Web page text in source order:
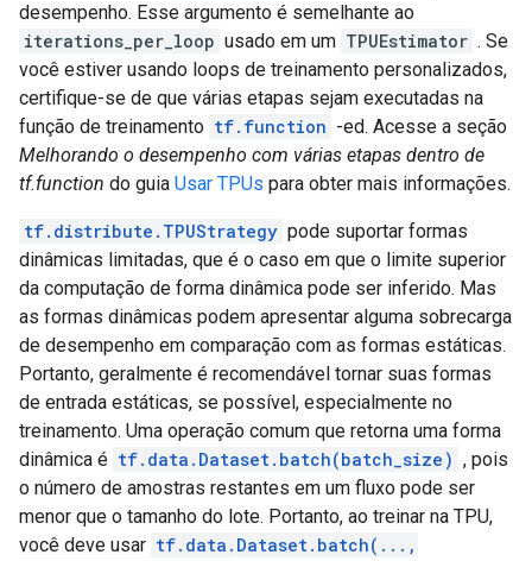
desempenho. Esse argumento é semelhante ao
iterations_per_loop usado em um TPUEstimator . Se
você estiver usando loops de treinamento personalizados,
certifique-se de que várias etapas sejam executadas na
função de treinamento tf.function -ed. Acesse a seção
Melhorando o desempenho com várias etapas dentro de
tf.function do guia Usar TPUs para obter mais informações.
tf.distribute.TPUStrategy pode suportar formas
dinâmicas limitadas, que é o caso em que o limite superior
da computação de forma dinâmica pode ser inferido. Mas
as formas dinâmicas podem apresentar alguma sobrecarga
de desempenho em comparação com as formas estáticas.
Portanto, geralmente é recomendável tornar suas formas
de entrada estáticas, se possível, especialmente no
treinamento. Uma operação comum que retorna uma forma
dinâmica é tf.data.Dataset.batch(batch_size) , pois
o número de amostras restantes em um fluxo pode ser
menor que o tamanho do lote. Portanto, ao treinar na TPU,
você deve usar tf.data.Dataset.batch(...,